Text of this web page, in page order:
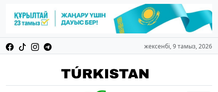
жексенбі, 9 тамыз, 2026